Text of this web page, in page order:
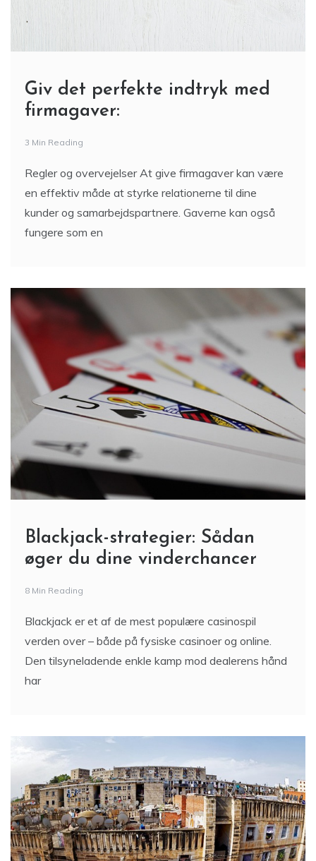
Giv det perfekte indtryk med
firmagaver:
3 Min Reading
Regler og overvejelser At give firmagaver kan være
en effektiv måde at styrke relationerne til dine
kunder og samarbejdspartnere. Gaverne kan også
fungere som en
Blackjack-strategier: Sådan
øger du dine vinderchancer
8 Min Reading
Blackjack er et af de mest populære casinospil
verden over – både på fysiske casinoer og online.
Den tilsyneladende enkle kamp mod dealerens hånd
har